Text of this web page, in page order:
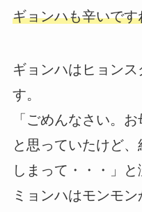
ギョンハも辛いです
ギョンハはヒョン
す。
「ごめんなさい。
と思っていたけど
しまって・・・」と
ミョンハはモンモ